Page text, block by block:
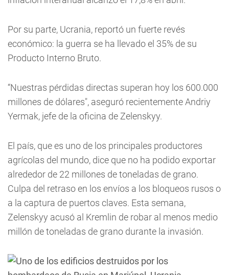
Por su parte, Ucrania, reportó un fuerte revés
económico: la guerra se ha llevado el 35% de su
Producto Interno Bruto.
“Nuestras pérdidas directas superan hoy los 600.000
millones de dólares", aseguró recientemente Andriy
Yermak, jefe de la oficina de Zelenskyy.
El país, que es uno de los principales productores
agrícolas del mundo, dice que no ha podido exportar
alrededor de 22 millones de toneladas de grano.
Culpa del retraso en los envíos a los bloqueos rusos o
a la captura de puertos claves. Esta semana,
Zelenskyy acusó al Kremlin de robar al menos medio
millón de toneladas de grano durante la invasión.